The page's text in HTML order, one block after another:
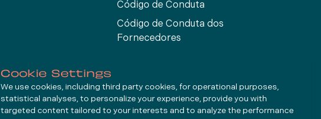
Código de Conduta
Código de Conduta dos
Fornecedores
Cookie Settings
We use cookies, including third party cookies, for operational purposes,
statistical analyses, to personalize your experience, provide you with
targeted content tailored to your interests and to analyze the performance